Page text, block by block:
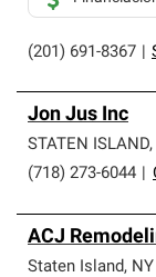
(201) 691-8367
Jon Jus Inc
STATEN ISLAND,
(718) 273-6044
ACJ
Staten Island, NY